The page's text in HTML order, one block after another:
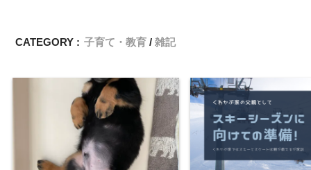
CATEGORY : 子育て・教育 雑記